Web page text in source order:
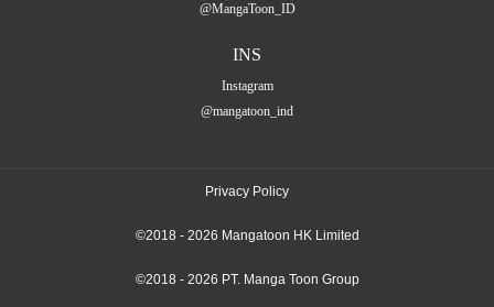
@MangaToon_ID
INS
Instagram
@mangatoon_ind
Privacy Policy
©2018 - 2026 Mangatoon HK Limited
©2018 - 2026 PT. Manga Toon Group